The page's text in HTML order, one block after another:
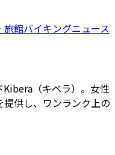
旅館バイキングニュース
Kibera（キベラ）。女性
供し、ワンランク上の